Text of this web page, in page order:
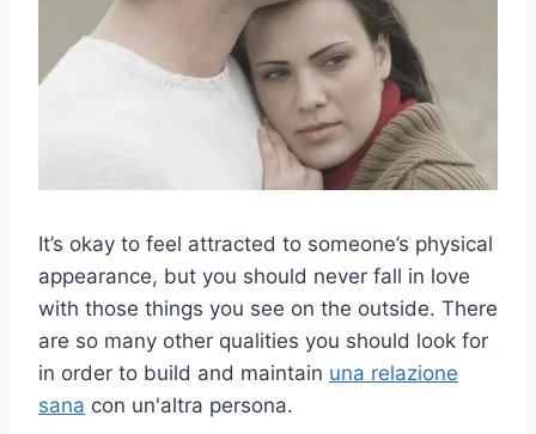
It’s okay to feel attracted to someone’s physical
appearance, but you should never fall in love
with those things you see on the outside. There
are so many other qualities you should look for
in order to build and maintain una relazione
sana con un'altra persona.